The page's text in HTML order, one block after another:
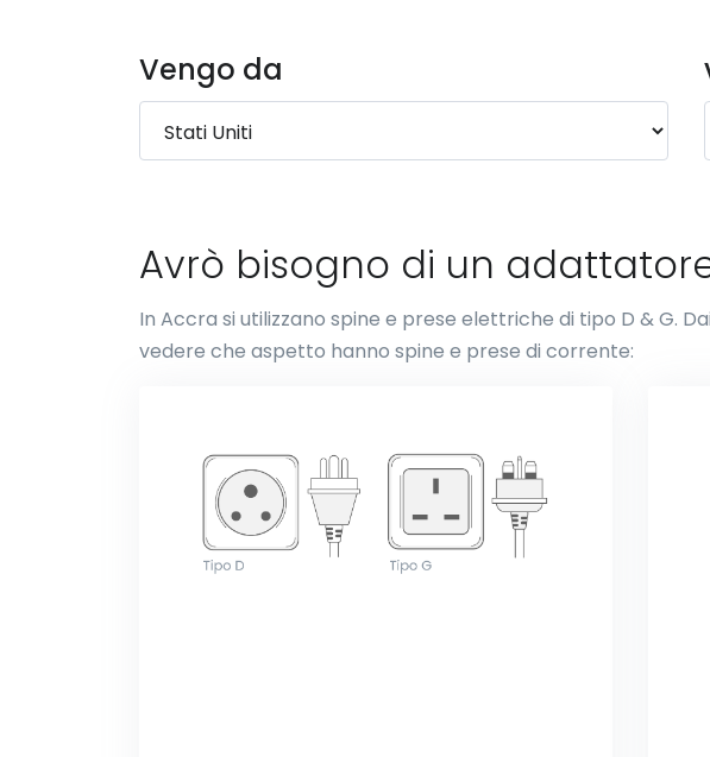
Vengo da
Avrò bisogno di un
In Accra si utilizzano spine e prese elettriche di tipo D & G.
vedere che aspetto hanno spine e prese di corrente: